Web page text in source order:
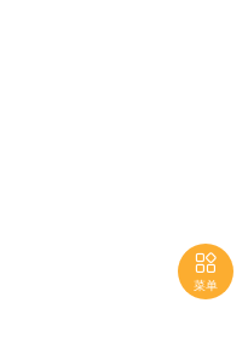

菜单